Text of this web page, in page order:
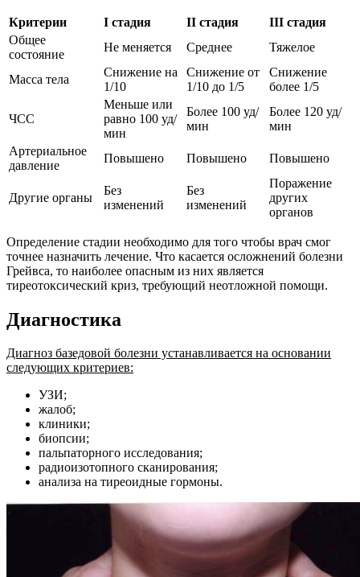
Критерии I стадия II стадия
III стадия
Общее
состояние
Не меняется Среднее Тяжелое
Масса тела
Снижение на
1/10
Снижение от
1/10 до 1/5
Снижение
более 1/5
ЧСС
Меньше или
равно 100 уд/
мин
Более 100 уд/
мин
Более 120 уд/
мин
Артериальное
давление
Повышено Повышено Повышено
Другие органы
Без
изменений
Без
изменений
Поражение
других
органов
Определение стадии необходимо для того чтобы врач смог
точнее назначить лечение. Что касается осложнений болезни
Грейвса, то наиболее опасным из них является
тиреотоксический криз, требующий неотложной помощи.
Диагностика
Диагноз базедовой болезни устанавливается на основании
следующих критериев:
УЗИ;
жалоб;
клиники;
биопсии;
пальпаторного исследования;
радиоизотопного сканирования;
анализа на тиреоидные гормоны.